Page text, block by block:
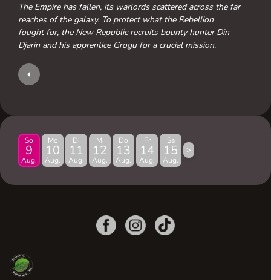
The Empire has fallen, its warlords scattered across the far
reaches of the galaxy. To protect what the Rebellion
fought for, the New Republic recruits bounty hunter Din
Djarin and his apprentice Grogu for a crucial mission.
So
9
Aug.
Mo
10
Aug.
Di
11
Aug.
Mi
12
Aug.
Do
13
Aug.
Fr
14
Aug.
Sa
15
Aug.
>